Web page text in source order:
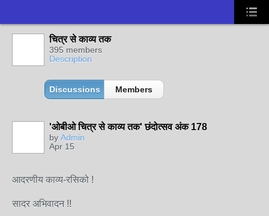
चित्र से काव्य तक
395 members
Description
Discussions Members
'ओबीओ चित्र से काव्य तक' छंदोत्सव अंक 178
by Admin
Apr 15
आदरणीय काव्य-रसिको !
सादर अभिवादन !!